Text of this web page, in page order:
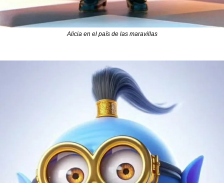
Alicia en el país de las maravillas